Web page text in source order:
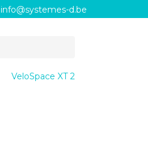
info@systemes-d.be
VeloSpace XT 2